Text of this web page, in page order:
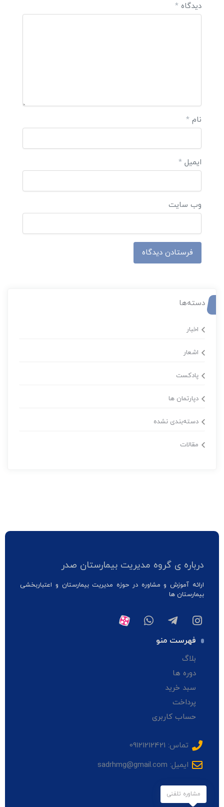
دیدگاه *
نام *
ایمیل *
وب‌ سایت
دسته‌ها
اخبار
اشعار
پادکست
دپارتمان ها
دسته‌بندی نشده
مقالات
درباره ی گروه مدیریت بیمارستان صدر
ارائه آموزش و مشاوره در حوزه مدیریت بیمارستان و اعتباربخشی
بیمارستان ها
فهرست منو
بلاگ
دوره ها
سبد خرید
پرداخت
حساب کاربری
تماس: 09121212421
ایمیل: sadrhmg@gmail.com
مشاوره تلفنی